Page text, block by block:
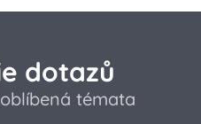
dotazů
témata